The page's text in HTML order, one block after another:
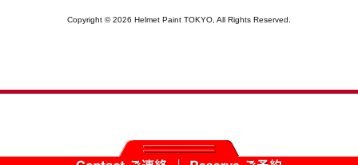
Copyright © 2026 Helmet Paint TOKYO, All Rights Reserved.